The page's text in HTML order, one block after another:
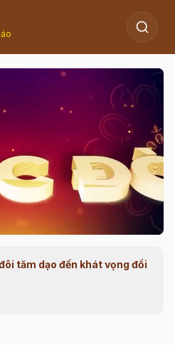
tăm dạo đến khát vọng đổi